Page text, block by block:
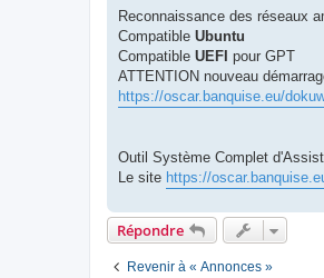
g
Reconnaissance des réseaux
Compatible Ubuntu
Compatible UEFI pour GPT
ATTENTION nouveau
https://oscar.banquise.eu/
Outil Système Complet
Le site https://
Répondre
Revenir à « Annonces »